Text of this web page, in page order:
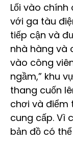
Lối vào
với ga tàu
tiếp cận và
nhà hàng và
vào công
ngầm,” khu
thang cuốn
chơi và điểm
cung cấp. Vì
bản đồ có